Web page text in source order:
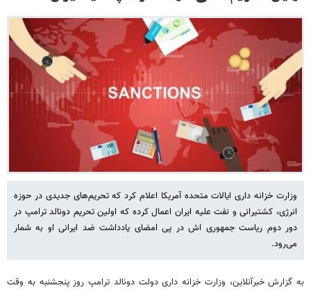
وزارت خزانه داری ایالات متحده آمریکا اعلام کرد که تحریم‌های جدیدی در حوزه
انرژی، کشتیرانی و نفت علیه ایران اعمال کرده که اولین تحریم دونالد ترامپ در
دور دوم ریاست جمهوری اش در پی امضای یادداشت ضد ایرانی او به شمار
می‌رود.
به گزارش خبرآنلاین، وزارت خزانه داری دولت دونالد ترامپ روز پنجشنبه به وقت